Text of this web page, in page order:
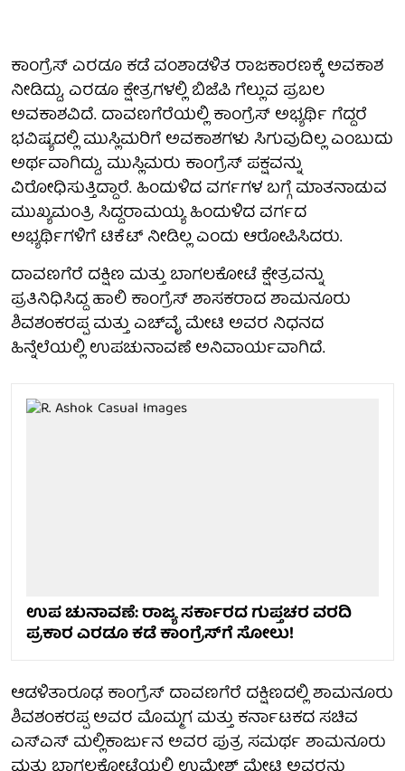
ಕಾಂಗ್ರೆಸ್ ಎರಡೂ ಕಡೆ ವಂಶಾಡಳಿತ ರಾಜಕಾರಣಕ್ಕೆ ಅವಕಾಶ
ನೀಡಿದ್ದು, ಎರಡೂ ಕ್ಷೇತ್ರಗಳಲ್ಲಿ ಬಿಜೆಪಿ ಗೆಲ್ಲುವ ಪ್ರಬಲ
ಅವಕಾಶವಿದೆ. ದಾವಣಗೆರೆಯಲ್ಲಿ ಕಾಂಗ್ರೆಸ್ ಅಭ್ಯರ್ಥಿ ಗೆದ್ದರೆ
ಭವಿಷ್ಯದಲ್ಲಿ ಮುಸ್ಲಿಮರಿಗೆ ಅವಕಾಶಗಳು ಸಿಗುವುದಿಲ್ಲ ಎಂಬುದು
ಅರ್ಥವಾಗಿದ್ದು, ಮುಸ್ಲಿಮರು ಕಾಂಗ್ರೆಸ್ ಪಕ್ಷವನ್ನು
ವಿರೋಧಿಸುತ್ತಿದ್ದಾರೆ. ಹಿಂದುಳಿದ ವರ್ಗಗಳ ಬಗ್ಗೆ ಮಾತನಾಡುವ
ಮುಖ್ಯಮಂತ್ರಿ ಸಿದ್ದರಾಮಯ್ಯ ಹಿಂದುಳಿದ ವರ್ಗದ
ಅಭ್ಯರ್ಥಿಗಳಿಗೆ ಟಿಕೆಟ್ ನೀಡಿಲ್ಲ ಎಂದು ಆರೋಪಿಸಿದರು.
ದಾವಣಗೆರೆ ದಕ್ಷಿಣ ಮತ್ತು ಬಾಗಲಕೋಟೆ ಕ್ಷೇತ್ರವನ್ನು
ಪ್ರತಿನಿಧಿಸಿದ್ದ ಹಾಲಿ ಕಾಂಗ್ರೆಸ್ ಶಾಸಕರಾದ ಶಾಮನೂರು
ಶಿವಶಂಕರಪ್ಪ ಮತ್ತು ಎಚ್‌ವೈ ಮೇಟಿ ಅವರ ನಿಧನದ
ಹಿನ್ನೆಲೆಯಲ್ಲಿ ಉಪಚುನಾವಣೆ ಅನಿವಾರ್ಯವಾಗಿದೆ.
ಉಪ ಚುನಾವಣೆ: ರಾಜ್ಯ ಸರ್ಕಾರದ ಗುಪ್ತಚರ ವರದಿ
ಪ್ರಕಾರ ಎರಡೂ ಕಡೆ ಕಾಂಗ್ರೆಸ್‌ಗೆ ಸೋಲು!
ಆಡಳಿತಾರೂಢ ಕಾಂಗ್ರೆಸ್ ದಾವಣಗೆರೆ ದಕ್ಷಿಣದಲ್ಲಿ ಶಾಮನೂರು
ಶಿವಶಂಕರಪ್ಪ ಅವರ ಮೊಮ್ಮಗ ಮತ್ತು ಕರ್ನಾಟಕದ ಸಚಿವ
ಎಸ್‌ಎಸ್ ಮಲ್ಲಿಕಾರ್ಜುನ ಅವರ ಪುತ್ರ ಸಮರ್ಥ ಶಾಮನೂರು